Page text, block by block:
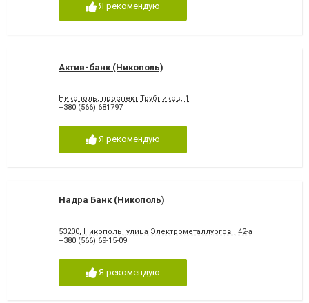
Я рекомендую
Актив-банк (Никополь)
Никополь, проспект Трубников, 1
+380 (566) 681797
Я рекомендую
Надра Банк (Никополь)
53200, Никополь, улица Электрометаллургов , 42-а
+380 (566) 69-15-09
Я рекомендую